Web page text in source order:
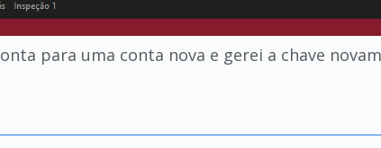
para uma conta nova e gerei a chave